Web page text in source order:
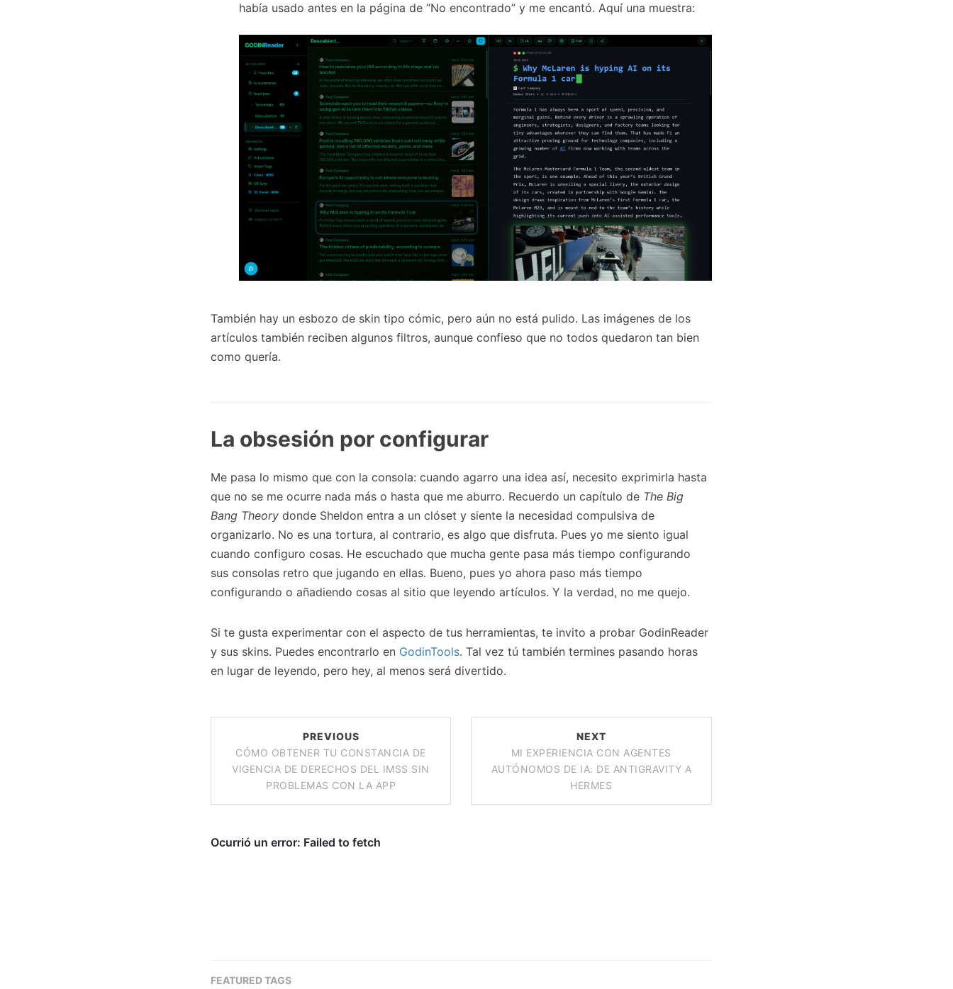
había usado antes en la página de “No encontrado” y me encantó. Aquí una muestra:
También hay un esbozo de skin tipo cómic, pero aún no está pulido. Las imágenes de los
artículos también reciben algunos filtros, aunque confieso que no todos quedaron tan bien
como quería.
La obsesión por configurar
Me pasa lo mismo que con la consola: cuando agarro una idea así, necesito exprimirla hasta
que no se me ocurre nada más o hasta que me aburro. Recuerdo un capítulo de The Big
Bang Theory donde Sheldon entra a un clóset y siente la necesidad compulsiva de
organizarlo. No es una tortura, al contrario, es algo que disfruta. Pues yo me siento igual
cuando configuro cosas. He escuchado que mucha gente pasa más tiempo configurando
sus consolas retro que jugando en ellas. Bueno, pues yo ahora paso más tiempo
configurando o añadiendo cosas al sitio que leyendo artículos. Y la verdad, no me quejo.
Si te gusta experimentar con el aspecto de tus herramientas, te invito a probar GodinReader
y sus skins. Puedes encontrarlo en GodinTools. Tal vez tú también termines pasando horas
en lugar de leyendo, pero hey, al menos será divertido.
PREVIOUS
CÓMO OBTENER TU CONSTANCIA DE
VIGENCIA DE DERECHOS DEL IMSS SIN
PROBLEMAS CON LA APP
NEXT
MI EXPERIENCIA CON AGENTES
AUTÓNOMOS DE IA: DE ANTIGRAVITY A
HERMES
FEATURED TAGS